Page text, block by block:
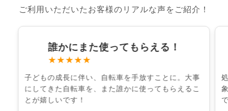
ご利用いただいたお客様のリアルな声をご紹介！
誰かにまた使ってもらえる！
★★★★★
子どもの成長に伴い、自転車を手放すことに。大事
にしてきた自転車を、また誰かに使ってもらえるこ
とが嬉しいです！